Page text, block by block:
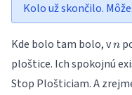
Kolo už skončilo.
Kde bolo tam bolo, vn
n
ploštice. Ich spokojnú
Stop Plošticiam. A